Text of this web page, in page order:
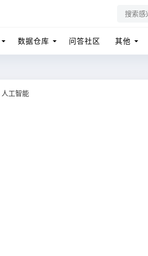
数据仓库 问答社区 其他
人工智能